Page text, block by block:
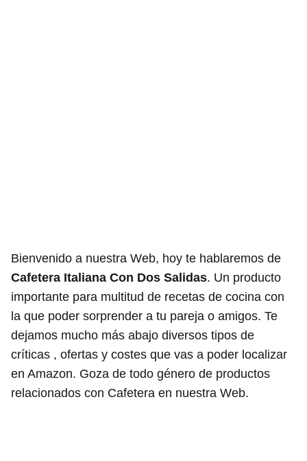
Bienvenido a nuestra Web, hoy te hablaremos de
Cafetera Italiana Con Dos Salidas. Un producto
importante para multitud de recetas de cocina con
la que poder sorprender a tu pareja o amigos. Te
dejamos mucho más abajo diversos tipos de
críticas , ofertas y costes que vas a poder localizar
en Amazon. Goza de todo género de productos
relacionados con Cafetera en nuestra Web.